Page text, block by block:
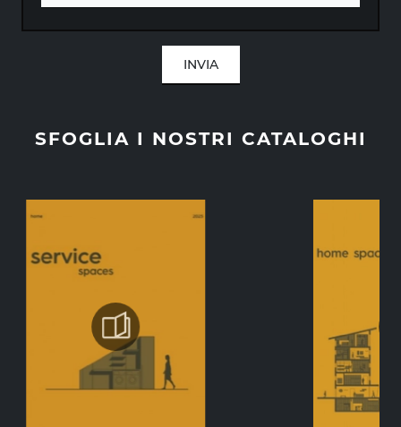
SFOGLIA I NOSTRI CATALOGHI
INVIA